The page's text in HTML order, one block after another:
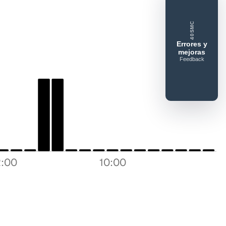
10:00
40SMC
Errores y
mejoras
Feedback